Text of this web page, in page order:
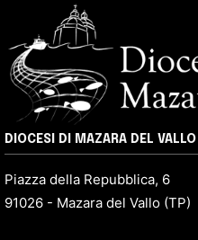
DIOCESI DI MAZARA DEL VALLO
Piazza della Repubblica, 6
91026 - Mazara del Vallo (TP)